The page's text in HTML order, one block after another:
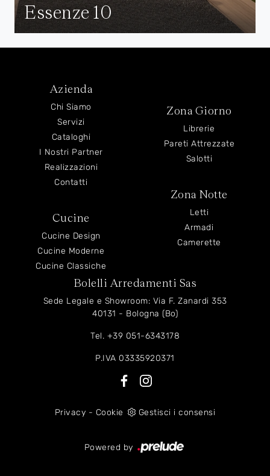
Essenze 10
Azienda
Chi Siamo
Servizi
Cataloghi
I Nostri Partner
Realizzazioni
Contatti
Cucine
Cucine Design
Cucine Moderne
Cucine Classiche
Zona Giorno
Librerie
Pareti Attrezzate
Salotti
Zona Notte
Letti
Armadi
Camerette
Bolelli Arredamenti Sas
Sede Legale e Showroom: Via F. Zanardi 353
40131 - Bologna (Bo)
Tel. +39 051-6343178
P.IVA 03335920371
Privacy - Cookie Gestisci i consensi
Powered by